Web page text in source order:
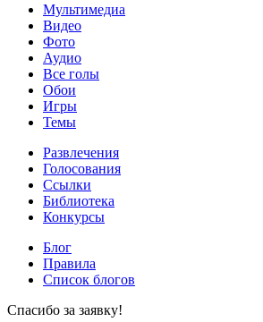
Мультимедиа
Видео
Фото
Аудио
Все голы
Обои
Игры
Темы
Развлечения
Голосования
Ссылки
Библиотека
Конкурсы
Блог
Правила
Список блогов
Спасибо за заявку!